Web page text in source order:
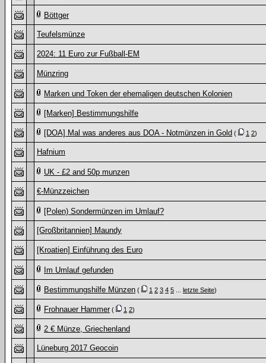
Böttger
Teufelsmünze
2024: 11 Euro zur Fußball-EM
Münzring
Marken und Token der ehemaligen deutschen Kolonien
[Marken] Bestimmungshilfe
[DOA] Mal was anderes aus DOA - Notmünzen in Gold ( 1 2)
Hafnium
UK - £2 and 50p munzen
€-Münzzeichen
[Polen) Sondermünzen im Umlauf?
[Großbritannien] Maundy
[Kroatien] Einführung des Euro
Im Umlauf gefunden
Bestimmungshilfe Münzen ( 1 2 3 4 5 letzte Seite)
Frohnauer Hammer ( 1 2)
2 € Münze, Griechenland
Lüneburg 2017 Geocoin